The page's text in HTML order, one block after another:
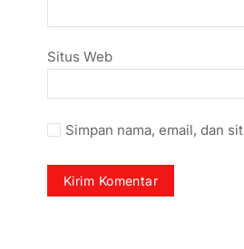
Situs Web
Simpan nama, email, dan